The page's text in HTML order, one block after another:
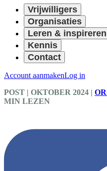
Vrijwilligers
Organisaties
Leren & inspireren
Kennis
Contact
Account aanmakenLog in
POST | OKTOBER 2024 |
MIN LEZEN